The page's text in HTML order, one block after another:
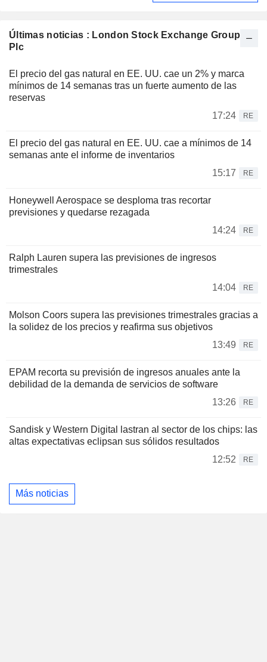
Últimas noticias : London Stock Exchange Group
Plc
El precio del gas natural en EE. UU. cae un 2% y marca
mínimos de 14 semanas tras un fuerte aumento de las
reservas
17:24
RE
El precio del gas natural en EE. UU. cae a mínimos de 14
semanas ante el informe de inventarios
15:17
RE
Honeywell Aerospace se desploma tras recortar
previsiones y quedarse rezagada
14:24
RE
Ralph Lauren supera las previsiones de ingresos
trimestrales
14:04
RE
Molson Coors supera las previsiones trimestrales gracias a
la solidez de los precios y reafirma sus objetivos
13:49
RE
EPAM recorta su previsión de ingresos anuales ante la
debilidad de la demanda de servicios de software
13:26
RE
Sandisk y Western Digital lastran al sector de los chips: las
altas expectativas eclipsan sus sólidos resultados
12:52
RE
Más noticias